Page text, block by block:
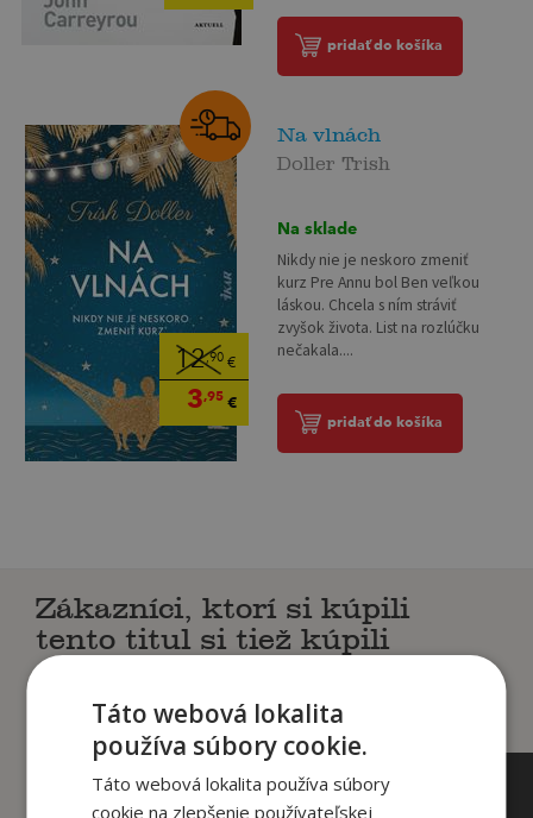
pridať do košíka
12,90€
3,95€
Na vlnách
Doller Trish
Na sklade
Nikdy nie je neskoro zmeniť
kurz Pre Annu bol Ben veľkou
láskou. Chcela s ním stráviť
zvyšok života. List na rozlúčku
nečakala....
pridať do košíka
Zákazníci, ktorí si kúpili
tento titul si tiež kúpili
Táto webová lokalita
používa súbory cookie.
Táto webová lokalita používa súbory
cookie na zlepšenie používateľskej